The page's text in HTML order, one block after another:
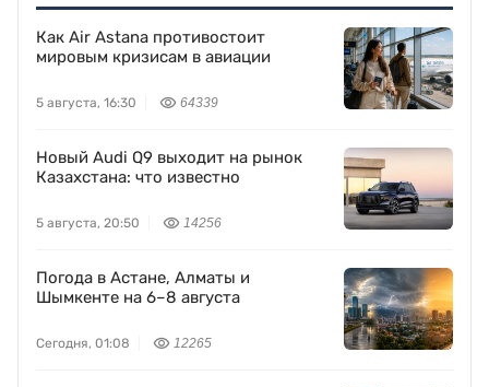
Как Air Astana противостоит
мировым кризисам в авиации
5 августа, 16:30 64339
Новый Audi Q9 выходит на рынок
Казахстана: что известно
5 августа, 20:50 14256
Погода в Астане, Алматы и
Шымкенте на 6–8 августа
Сегодня, 01:08 12265